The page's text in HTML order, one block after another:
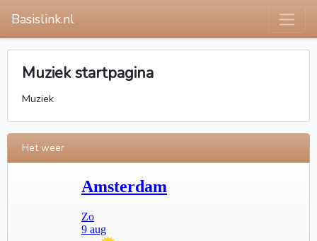
Basislink.nl
Muziek startpagina
Muziek
Het weer